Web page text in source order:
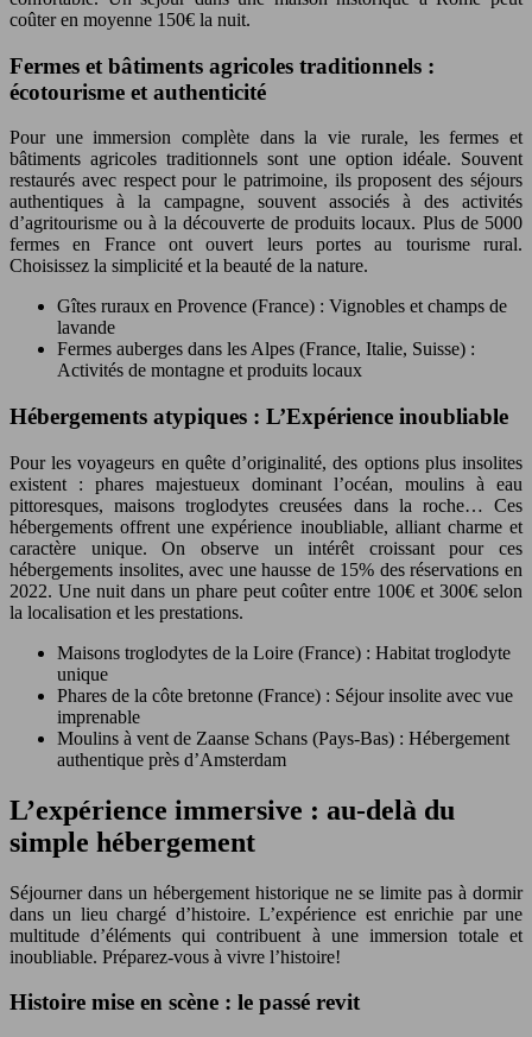
coûter en moyenne 150€ la nuit.
Fermes et bâtiments agricoles traditionnels :
écotourisme et authenticité
Pour une immersion complète dans la vie rurale, les fermes et
bâtiments agricoles traditionnels sont une option idéale. Souvent
restaurés avec respect pour le patrimoine, ils proposent des séjours
authentiques à la campagne, souvent associés à des activités
d’agritourisme ou à la découverte de produits locaux. Plus de 5000
fermes en France ont ouvert leurs portes au tourisme rural.
Choisissez la simplicité et la beauté de la nature.
Gîtes ruraux en Provence (France) : Vignobles et champs de
lavande
Fermes auberges dans les Alpes (France, Italie, Suisse) :
Activités de montagne et produits locaux
Hébergements atypiques : L’Expérience inoubliable
Pour les voyageurs en quête d’originalité, des options plus insolites
existent : phares majestueux dominant l’océan, moulins à eau
pittoresques, maisons troglodytes creusées dans la roche… Ces
hébergements offrent une expérience inoubliable, alliant charme et
caractère unique. On observe un intérêt croissant pour ces
hébergements insolites, avec une hausse de 15% des réservations en
2022. Une nuit dans un phare peut coûter entre 100€ et 300€ selon
la localisation et les prestations.
Maisons troglodytes de la Loire (France) : Habitat troglodyte
unique
Phares de la côte bretonne (France) : Séjour insolite avec vue
imprenable
Moulins à vent de Zaanse Schans (Pays-Bas) : Hébergement
authentique près d’Amsterdam
L’expérience immersive : au-delà du
simple hébergement
Séjourner dans un hébergement historique ne se limite pas à dormir
dans un lieu chargé d’histoire. L’expérience est enrichie par une
multitude d’éléments qui contribuent à une immersion totale et
inoubliable. Préparez-vous à vivre l’histoire!
Histoire mise en scène : le passé revit